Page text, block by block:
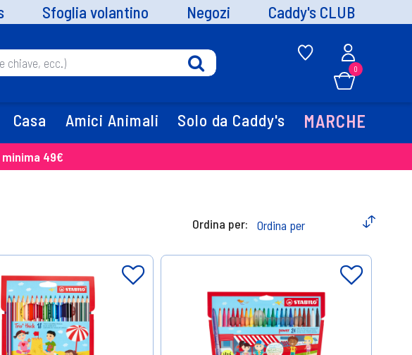
Sfoglia volantino Negozi Caddy's CLUB
0
Casa Amici Animali Solo da Caddy's MARCHE
49€
Ordina per: